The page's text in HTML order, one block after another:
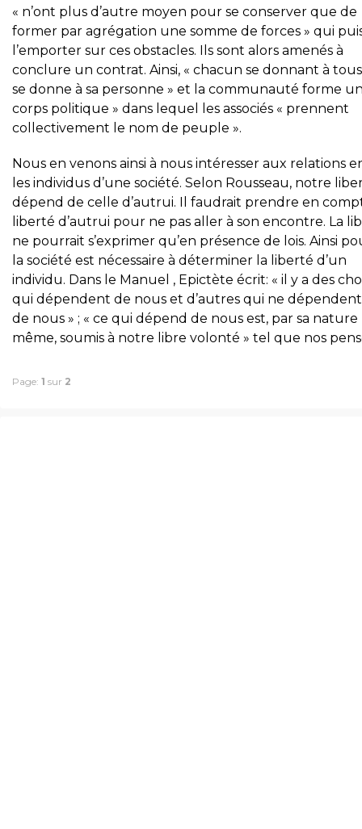
« n’ont plus d’autre moyen pour se conserver que de
former par agrégation une somme de forces » qui
l’emporter sur ces obstacles. Ils sont alors amenés à
conclure un contrat. Ainsi, « chacun se donnant à
se donne à sa personne » et la communauté forme
corps politique » dans lequel les associés « prennent
collectivement le nom de peuple ».
Nous en venons ainsi à nous intéresser aux relations
les individus d’une société. Selon Rousseau, notre
dépend de celle d’autrui. Il faudrait prendre en
liberté d’autrui pour ne pas aller à son encontre. La
ne pourrait s’exprimer qu’en présence de lois. Ainsi
la société est nécessaire à déterminer la liberté d’un
individu. Dans le Manuel , Epictète écrit: « il y a des
qui dépendent de nous et d’autres qui ne
de nous » ; « ce qui dépend de nous est, par sa nature
même, soumis à notre libre volonté » tel que nos
Page: 1 sur 2